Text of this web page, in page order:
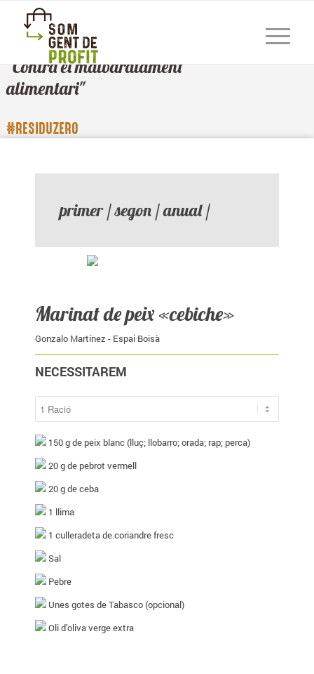
#RESIDUZERO
"Contra el malbaratament
alimentari"
primer / segon / anual /
marinat de peix «cebiche»
Gonzalo Martínez - Espai Boisà
NECESSITAREM
150g de peix blanc (lluç; llobarro; orada; rap; perca)
20g de pebrot vermell
20g de ceba
1 llima
1 culleradeta de coriandre fresc
Sal
Pebre
Unes gotes de Tabasco (opcional)
Oli d’oliva verge extra